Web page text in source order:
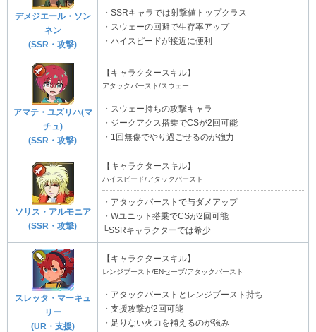
デメジエール・ソン
ネン
(SSR・攻撃)
・SSRキャラでは射撃値トップクラス
・スウェーの回避で生存率アップ
・ハイスピードが接近に便利
アマテ・ユズリハ(マ
チュ)
(SSR・攻撃)
【キャラクタースキル】
アタックバースト/スウェー
・スウェー持ちの攻撃キャラ
・ジークアクス搭乗でCSが2回可能
・1回無傷でやり過ごせるのが強力
ソリス・アルモニア
(SSR・攻撃)
【キャラクタースキル】
ハイスピード/アタックバースト
・アタックバーストで与ダメアップ
・Wユニット搭乗でCSが2回可能
└SSRキャラクターでは希少
スレッタ・マーキュ
リー
(UR・支援)
【キャラクタースキル】
レンジブースト/ENセーブ/アタックバースト
・アタックバーストとレンジブースト持ち
・支援攻撃が2回可能
・足りない火力を補えるのが強み